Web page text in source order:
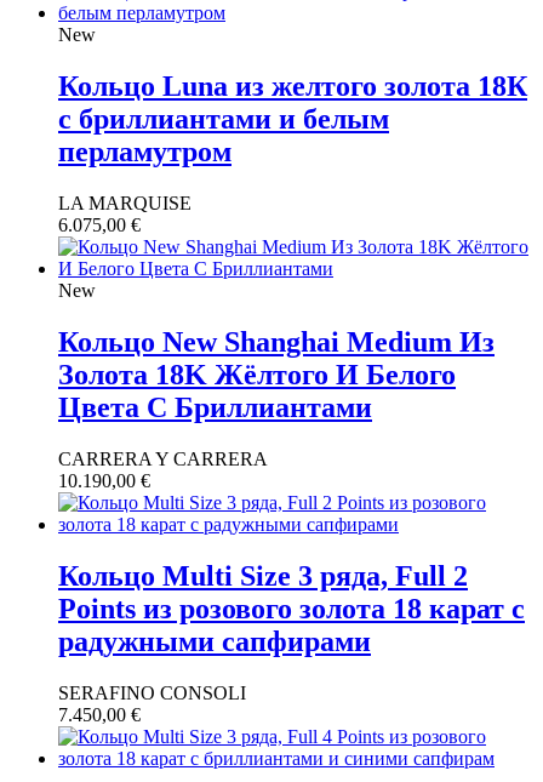
New
Кольцо Luna из желтого золота 18К
с бриллиантами и белым
перламутром
LA MARQUISE
6.075,00 €
New
Кольцо New Shanghai Medium Из
Золота 18K Жёлтого И Белого
Цвета С Бриллиантами
CARRERA Y CARRERA
10.190,00 €
Кольцо Multi Size 3 ряда, Full 2
Points из розового золота 18 карат с
радужными сапфирами
SERAFINO CONSOLI
7.450,00 €